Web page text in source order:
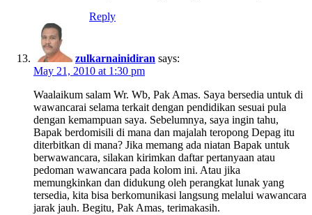
Reply
zulkarnainidiran says:
May 21, 2010 at 1:30 pm
Waalaikum salam Wr. Wb, Pak Amas. Saya bersedia untuk di
wawancarai selama terkait dengan pendidikan sesuai pula
dengan kemampuan saya. Sebelumnya, saya ingin tahu,
Bapak berdomisili di mana dan majalah teropong Depag itu
diterbitkan di mana? Jika memang ada niatan Bapak untuk
berwawancara, silakan kirimkan daftar pertanyaan atau
pedoman wawancara pada kolom ini. Atau jika
memungkinkan dan didukung oleh perangkat lunak yang
tersedia, kita bisa berkomunikasi langsung melalui wawancara
jarak jauh. Begitu, Pak Amas, terimakasih.